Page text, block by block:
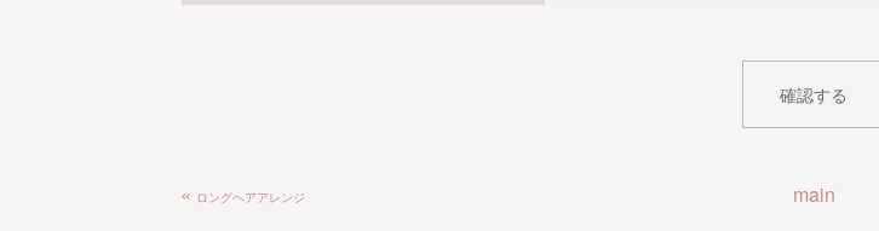
« ロングヘアアレンジ main